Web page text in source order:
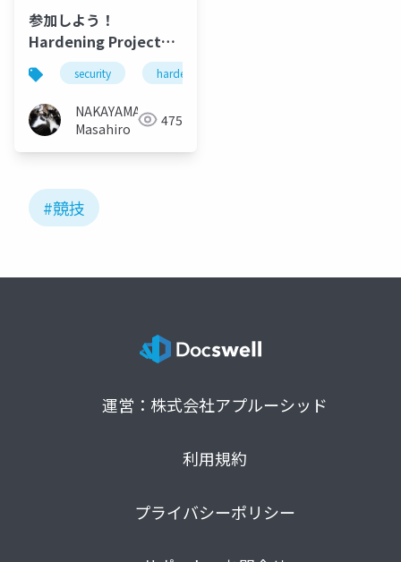
参加しよう！
Hardening Project
#h10v #h・v
security hardening
NAKAYAMA
Masahiro
475
#競技
運営：株式会社アプルーシッド
利用規約
プライバシーポリシー